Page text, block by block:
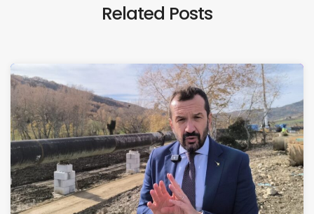
Related Posts